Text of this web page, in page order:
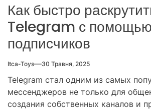
Как быстро
Telegram с помощью
подписчиков
Itca-Toys 30 Травня, 2025
Telegram стал одним из самых
мессенджеров не только для
создания собственных каналов и